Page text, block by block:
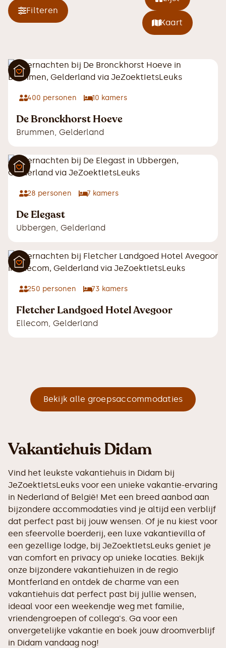
Filteren
Kaart
400 personen 10 kamers
De Bronckhorst Hoeve
Brummen, Gelderland
28 personen 7 kamers
De Elegast
Ubbergen, Gelderland
250 personen 73 kamers
Fletcher Landgoed Hotel Avegoor
Ellecom, Gelderland
Bekijk alle groepsaccommodaties
Vakantiehuis Didam
Vind het leukste vakantiehuis in Didam bij
JeZoektIetsLeuks voor een unieke vakantie-ervaring
in Nederland of België! Met een breed aanbod aan
bijzondere accommodaties vind je altijd een verblijf
dat perfect past bij jouw wensen. Of je nu kiest voor
een sfeervolle boerderij, een luxe vakantievilla of
een gezellige lodge, bij JeZoektIetsLeuks geniet je
van comfort en privacy op unieke locaties. Bekijk
onze bijzondere vakantiehuizen in de regio
Montferland en ontdek de charme van een
vakantiehuis dat perfect past bij jullie wensen,
ideaal voor een weekendje weg met familie,
vriendengroepen of collega's. Ga voor een
onvergetelijke vakantie en boek jouw droomverblijf
in Didam vandaag nog!